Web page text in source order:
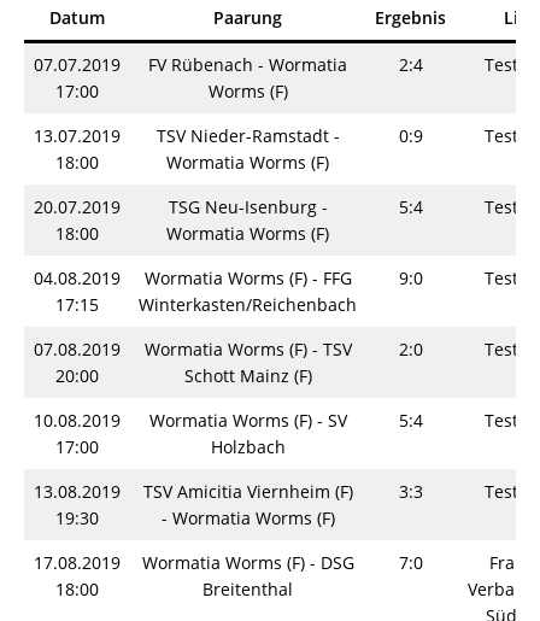
Datum Paarung Ergebnis Liga
07.07.2019
17:00
FV Rübenach - Wormatia
Worms (F)
2:4
13.07.2019
18:00
TSV Nieder-Ramstadt -
Wormatia Worms (F)
0:9
20.07.2019
18:00
TSG Neu-Isenburg -
Wormatia Worms (F)
5:4
04.08.2019
17:15
Wormatia Worms (F) - FFG
Winterkasten/Reichenbach
9:0
07.08.2019
20:00
Wormatia Worms (F) - TSV
Schott Mainz (F)
2:0
10.08.2019
17:00
Wormatia Worms (F) - SV
Holzbach
5:4
13.08.2019
19:30
TSV Amicitia Viernheim (F)
- Wormatia Worms (F)
3:3
17.08.2019
18:00
Wormatia Worms (F) - DSG
Breitenthal
7:0